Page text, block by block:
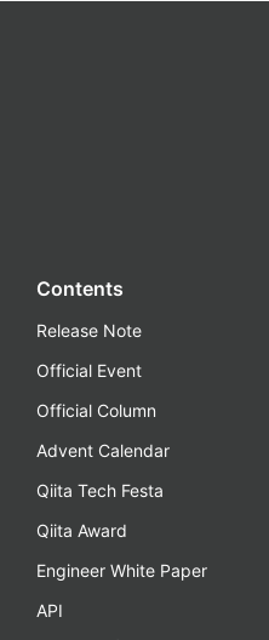
Contents
Release Note
Official Event
Official Column
Advent Calendar
Qiita Tech Festa
Qiita Award
Engineer White Paper
API